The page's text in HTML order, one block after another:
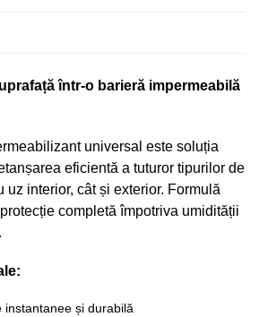
într-o barieră impermeabilă
universal este soluția
eficientă a tuturor tipurilor de
uz interior, cât și exterior. Formulă
completă împotriva umidității
și durabilă